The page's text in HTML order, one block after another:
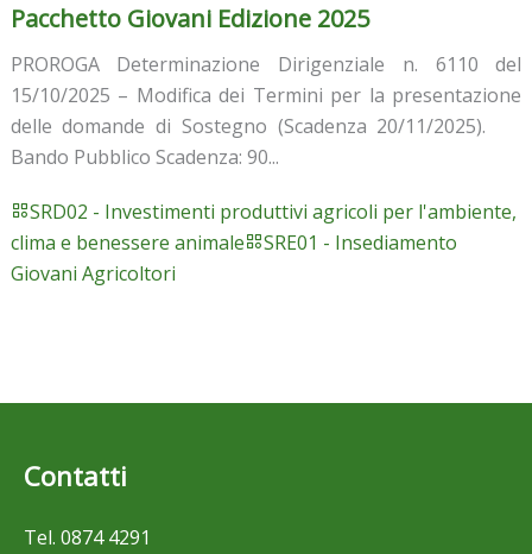
Pacchetto Giovani Edizione 2025
PROROGA Determinazione Dirigenziale n. 6110 del
15/10/2025 – Modifica dei Termini per la presentazione
delle domande di Sostegno (Scadenza 20/11/2025).
Bando Pubblico Scadenza: 90...
SRD02 - Investimenti produttivi agricoli per l'ambiente,
clima e benessere animale
SRE01 - Insediamento
Giovani Agricoltori
Contatti
Tel. 0874 4291